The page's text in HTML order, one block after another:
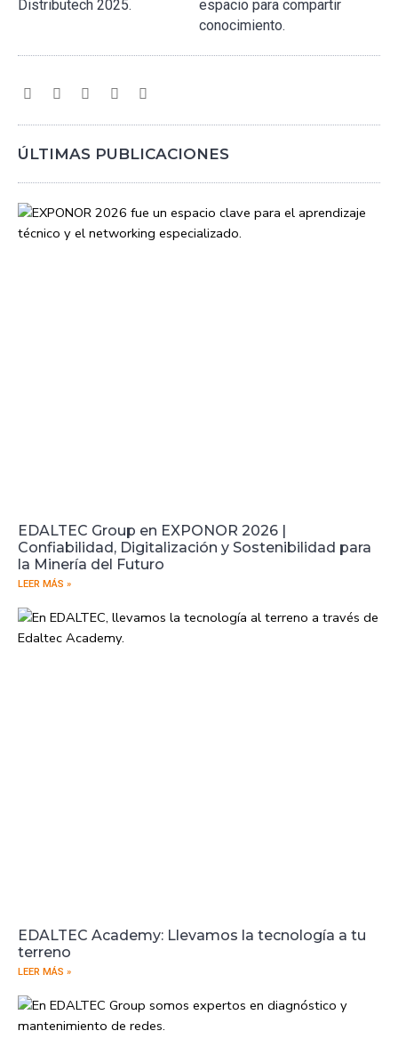
ÚLTIMAS PUBLICACIONES
EDALTEC Group en EXPONOR 2026 |
Confiabilidad, Digitalización y Sostenibilidad para
la Minería del Futuro
LEER MÁS »
EDALTEC Academy: Llevamos la tecnología a tu
terreno
LEER MÁS »